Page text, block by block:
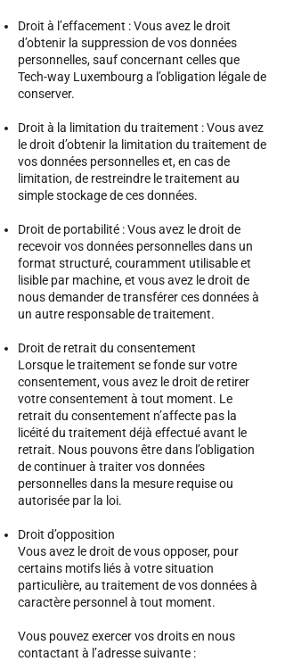
Droit à l’effacement : Vous avez le droit
d’obtenir la suppression de vos données
personnelles, sauf concernant celles que
Tech-way Luxembourg a l’obligation légale de
conserver.
Droit à la limitation du traitement : Vous avez
le droit d’obtenir la limitation du traitement de
vos données personnelles et, en cas de
limitation, de restreindre le traitement au
simple stockage de ces données.
Droit de portabilité : Vous avez le droit de
recevoir vos données personnelles dans un
format structuré, couramment utilisable et
lisible par machine, et vous avez le droit de
nous demander de transférer ces données à
un autre responsable de traitement.
Droit de retrait du consentement
Lorsque le traitement se fonde sur votre
consentement, vous avez le droit de retirer
votre consentement à tout moment. Le
retrait du consentement n’affecte pas la
licéité du traitement déjà effectué avant le
retrait. Nous pouvons être dans l’obligation
de continuer à traiter vos données
personnelles dans la mesure requise ou
autorisée par la loi.
Droit d’opposition
Vous avez le droit de vous opposer, pour
certains motifs liés à votre situation
particulière, au traitement de vos données à
caractère personnel à tout moment.
Vous pouvez exercer vos droits en nous
contactant à l’adresse suivante :